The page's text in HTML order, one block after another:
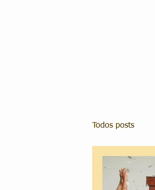
Todos posts
Casamentos